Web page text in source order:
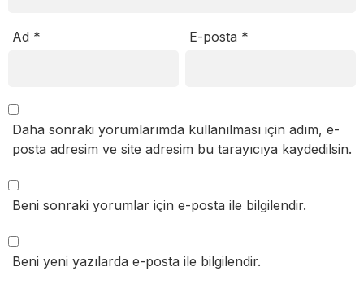
Ad * E-posta *
Daha sonraki yorumlarımda kullanılması için adım, e-
posta adresim ve site adresim bu tarayıcıya kaydedilsin.
Beni sonraki yorumlar için e-posta ile bilgilendir.
Beni yeni yazılarda e-posta ile bilgilendir.